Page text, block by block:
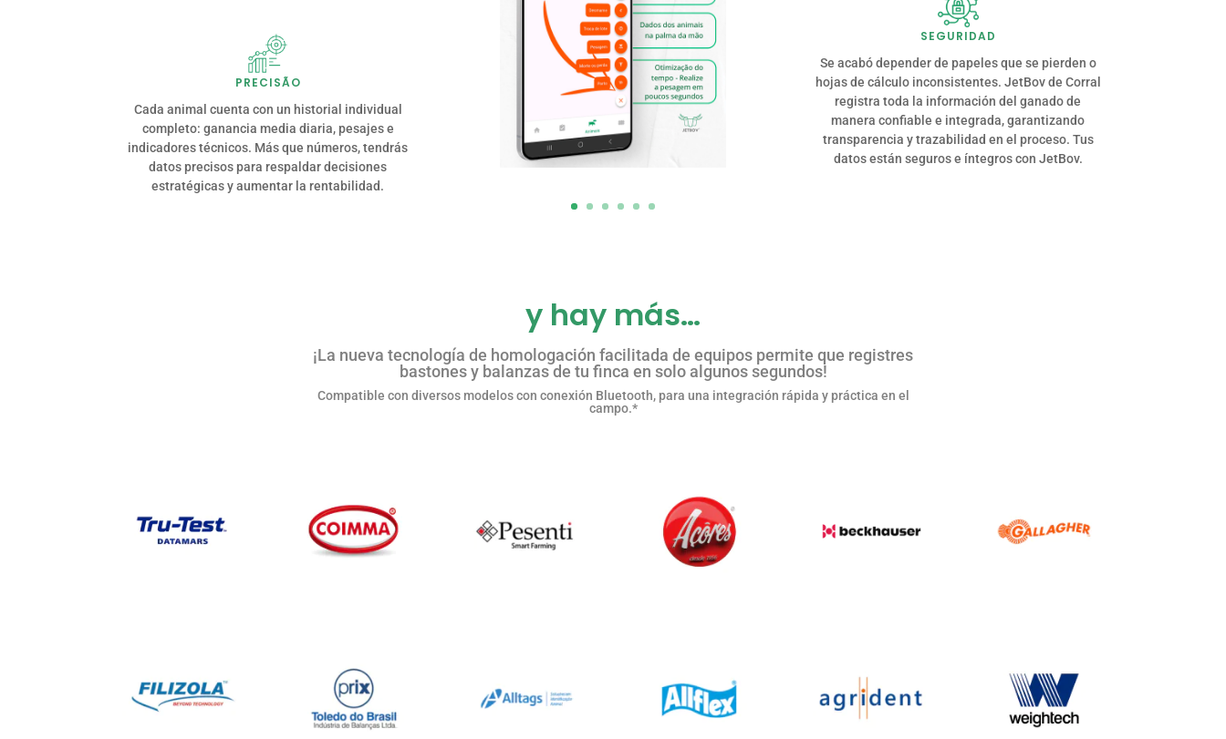
PRECISÃO
Cada animal cuenta con un historial individual
completo: ganancia media diaria, pesajes e
indicadores técnicos. Más que números, tendrás
datos precisos para respaldar decisiones
estratégicas y aumentar la rentabilidad.
SEGURIDAD
Se acabó depender de papeles que se pierden o
hojas de cálculo inconsistentes. JetBov de Corral
registra toda la información del ganado de
manera confiable e integrada, garantizando
transparencia y trazabilidad en el proceso. Tus
datos están seguros e íntegros con JetBov.
y hay más…
¡La nueva tecnología de homologación facilitada de equipos permite que registres
bastones y balanzas de tu finca en solo algunos segundos!
Compatible con diversos modelos con conexión Bluetooth, para una integración rápida y práctica en el
campo.*